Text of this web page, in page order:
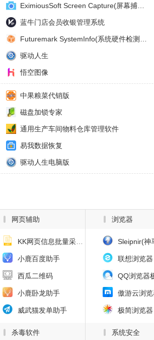
蓝牛门店会员收银管理系统
驱动人生
悟空图像
中果粮菜代销版
磁盘加锁专家
通用生产车间物料仓库管理软件
易我数据恢复
驱动人生电脑版
网页辅助
KK网页信息批量采集导出工具
小鹿百度助手
西瓜二维码
小鹿卧龙助手
威武猫发单助手
浏览器
Sleipnir(神
联想浏览器
QQ浏览器
傲游云浏览
极简浏览器
杀毒软件 系统安全